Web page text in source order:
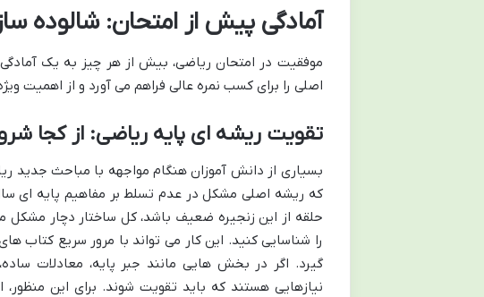
آمادگی پیش از امتحان: شالوده
موفقیت در امتحان ریاضی، بیش از هر چیز به یک
اصلی را برای کسب نمره عالی فراهم می آورد و از اهمیت
تقویت ریشه ای پایه ریاضی: از کجا
بسیاری از دانش آموزان هنگام مواجهه با مباحث جدید
که ریشه اصلی مشکل در عدم تسلط بر مفاهیم پایه ای
حلقه از این زنجیره ضعیف باشد، کل ساختار دچار مشکل
را شناسایی کنید. این کار می تواند با مرور سریع
گیرد. اگر در بخش هایی مانند جبر پایه، معادلات
نیازهایی هستند که باید تقویت شوند. برای این منظور،